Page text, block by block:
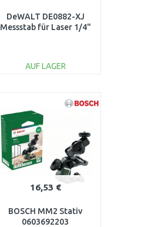
DeWALT DE0882-XJ
Messstab für Laser 1/4"
AUF LAGER
Vergleichen
16,53 €
BOSCH MM2 Stativ
0603692203